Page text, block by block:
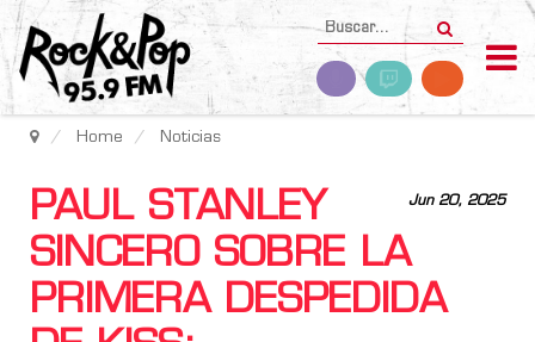
Home Noticias
Jun 20, 2025
PAUL STANLEY
SINCERO SOBRE LA
PRIMERA DESPEDIDA